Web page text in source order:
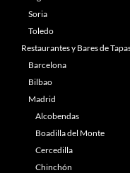
Soria
Toledo
Restaurantes y Bares de
Barcelona
Bilbao
Madrid
Alcobendas
Boadilla del Monte
Cercedilla
Chinchón